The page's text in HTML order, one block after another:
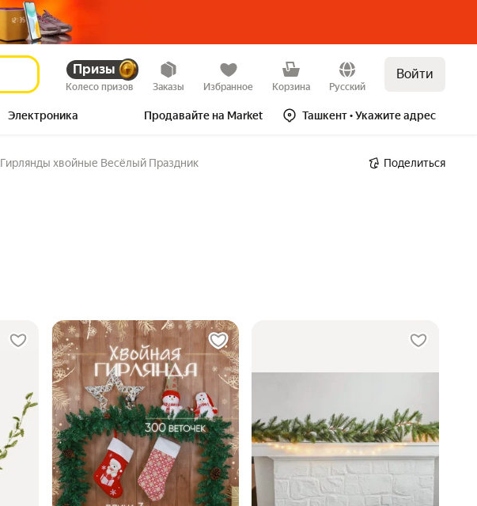
Призы
Колесо призов Заказы Избранное Корзина Русский
Войти
Электроника Продавайте на Market Ташкент• Укажите адрес
Гирлянды хвойные Весёлый Праздник Поделиться